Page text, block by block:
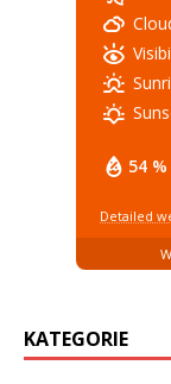
54 %
Detailed
KATEGORIE